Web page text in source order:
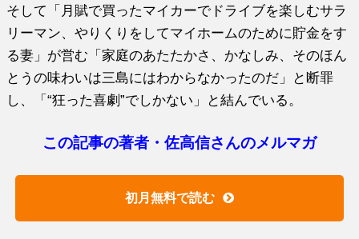
そして「月賦で買ったマイカーでドライブを楽しむサラ
リーマン、やりくりをしてマイホームのために貯金をす
る妻」が営む「家庭のあたたかさ、かなしみ、そのほん
とうの味わいは三島にはわからなかったのだ」と断罪
し、「“狂った喜劇”でしかない」と結んでいる。
この記事の著者・佐高信さんのメルマガ
初月無料で読む